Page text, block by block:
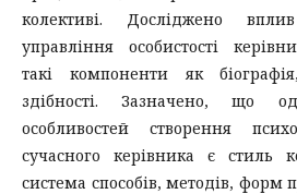
колективі. Досліджено
управління особистості
такі компоненти як
здібності. Зазначено, що
особливостей створення
сучасного керівника є стиль
система способів, методів, форм